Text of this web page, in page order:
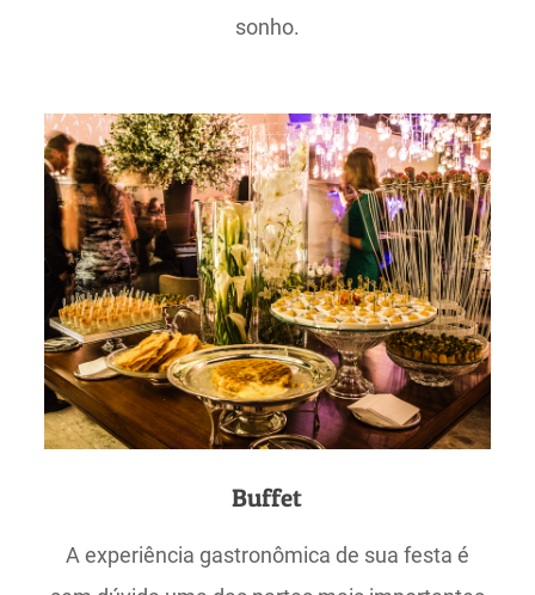
sonho.
Buffet
A experiência gastronômica de sua festa é